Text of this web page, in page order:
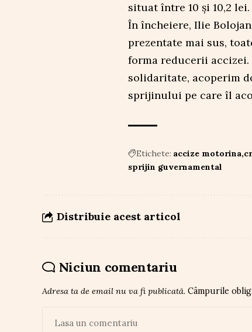
situat între 10 și 10,2 lei.
În încheiere, Ilie
prezentate mai sus,
forma reducerii accizei.
solidaritate, acoperim
sprijinului pe care îl
Etichete: accize motorina
sprijin guvernamental
Distribuie acest articol
Niciun comentariu
Adresa ta de email nu va fi publicată. Câmpurile